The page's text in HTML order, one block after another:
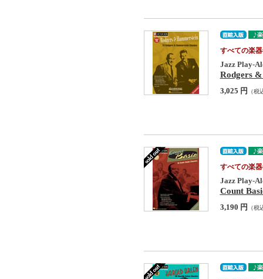
すべての楽
Jazz Play-
Rodgers
3,025 円 （税
すべての楽
Jazz Play-
Count
3,190 円 （税